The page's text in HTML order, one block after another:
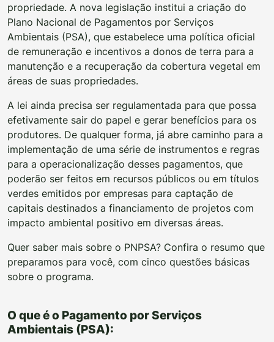
propriedade. A nova legislação institui a criação do
Plano Nacional de Pagamentos por Serviços
Ambientais (PSA), que estabelece uma política oficial
de remuneração e incentivos a donos de terra para a
manutenção e a recuperação da cobertura vegetal em
áreas de suas propriedades.
A lei ainda precisa ser regulamentada para que possa
efetivamente sair do papel e gerar benefícios para os
produtores. De qualquer forma, já abre caminho para a
implementação de uma série de instrumentos e regras
para a operacionalização desses pagamentos, que
poderão ser feitos em recursos públicos ou em títulos
verdes emitidos por empresas para captação de
capitais destinados a financiamento de projetos com
impacto ambiental positivo em diversas áreas.
Quer saber mais sobre o PNPSA? Confira o resumo que
preparamos para você, com cinco questões básicas
sobre o programa.
O que é o Pagamento por Serviços
Ambientais (PSA):